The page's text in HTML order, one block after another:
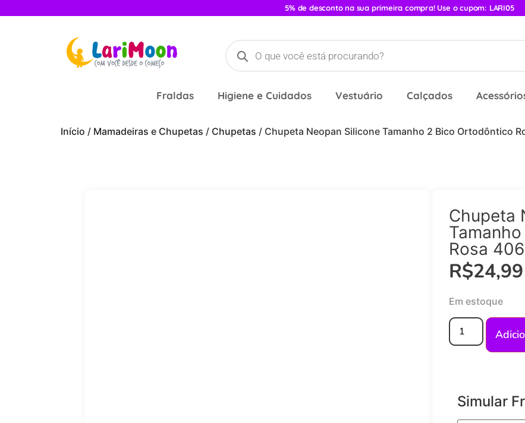
5% de desconto na sua primeira compra! Use o cupom: LARI05
Fraldas Higiene e Cuidados Vestuário Calçados
Início / Mamadeiras e Chupetas / Chupetas / Chupeta Neopan Silicone Tamanho 2 Bico Ortodôntico
Chupeta
Rosa
R$24,99
Em estoque
Simular